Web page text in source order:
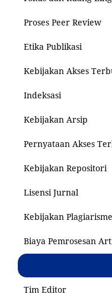
Proses Peer Review
Etika Publikasi
Kebijakan Akses
Indeksasi
Kebijakan Arsip
Pernyataan Akses
Kebijakan Repositori
Lisensi Jurnal
Kebijakan Plagiarisme
Biaya Pemrosesan
Tim Editor